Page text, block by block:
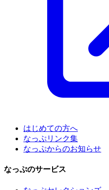
はじめての方へ
なっぷリンク集
なっぷからのお知らせ
なっぷのサービス